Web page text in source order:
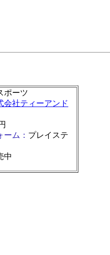
ポーツ
会社ティーアンド
ーム： プレイステ
中